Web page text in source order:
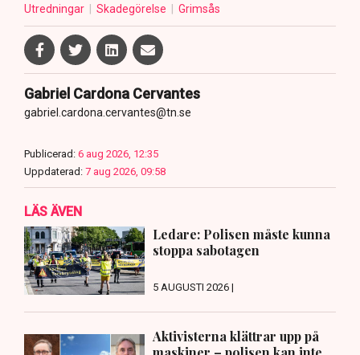
Utredningar
Skadegörelse Grimsås
Gabriel Cardona Cervantes
gabriel.cardona.cervantes@tn.se
Publicerad: 6 aug 2026, 12:35
Uppdaterad: 7 aug 2026, 09:58
LÄS ÄVEN
Ledare: Polisen måste kunna
stoppa sabotagen
5 AUGUSTI 2026 |
Aktivisterna klättrar upp på